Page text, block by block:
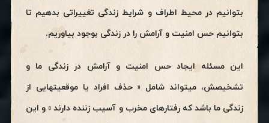
بتوانیم در محیط اطراف و شرایط زندگی تغییراتی بدهیم تا
بتوانیم حس امنیت و آرامش را در زندگی بوجود بیاوریم.
این مسئله ایجاد حس امنیت و آرامش در زندگی ما و
تشخیصش، میتواند شامل « حذف افراد یا موقعیتهایی از
زندگی ما باشد که رفتارهای مخرب و آسیب زننده دارند » و این